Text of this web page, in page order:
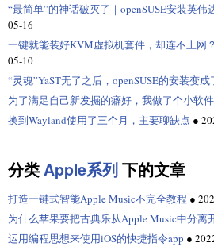
“最简单”的神话破灭了｜openSUSE安装英
05-16
一键就能装好KVM虚拟机套件，却连不上网
05-10
“灵魂”YaST无了之后，openSUSE的安装变
为了满足自己新发掘的癖好，我做了个小软
换到Wayland使用了三个月，主要聊缺点 ●
分类Apple系列下的文章
打造一键式智能Apple Music不完全教程 ●
为什么苹果要把古典乐从Apple Music中分离
运用编程思想来使用iOS的快捷指令app ●